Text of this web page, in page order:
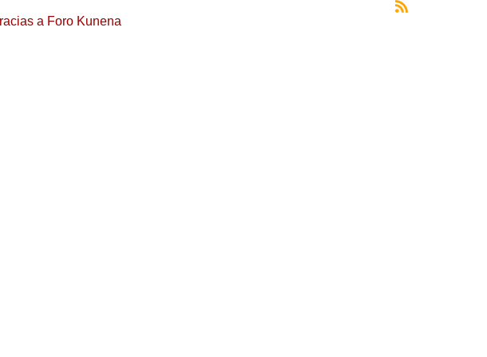
a Foro Kunena